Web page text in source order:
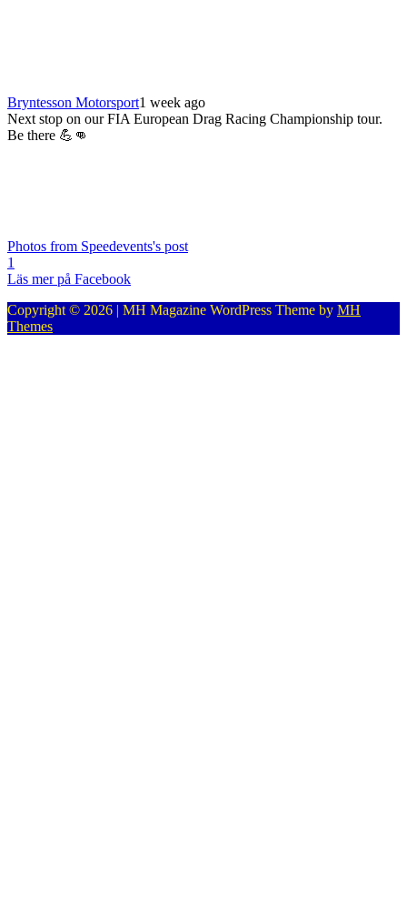
Bryntesson Motorsport1 week ago
Next stop on our FIA European Drag Racing Championship tour.
Be there 💪👊
Photos from Speedevents's post
1
Läs mer på Facebook
Copyright © 2026 | MH Magazine WordPress Theme by MH
Themes